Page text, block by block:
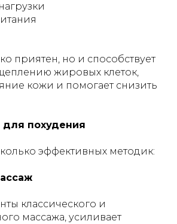
приятен, но и способствует
жировых клеток,
кожи и помогает снизить
похудения
эффективных методик:
классического и
массажа, усиливает